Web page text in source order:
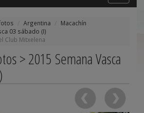
navigation
Argentina
Macachín
03 sábado (I)
Club Mitxelena
> 2015 Semana Vasca